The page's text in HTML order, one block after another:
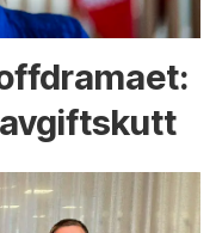
avgiftskutt